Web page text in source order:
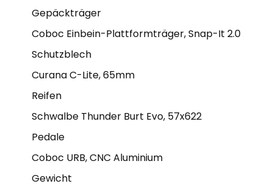
Gepäckträger
Coboc Einbein-Plattformträger, Snap-It 2.0
Schutzblech
Curana C-Lite, 65mm
Reifen
Schwalbe Thunder Burt Evo, 57x622
Pedale
Coboc URB, CNC Aluminium
Gewicht